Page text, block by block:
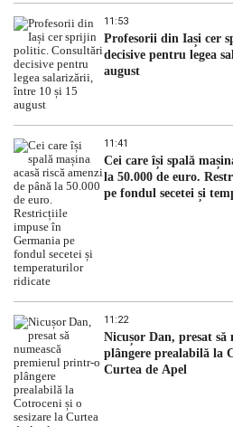
11:53
Profesorii din Iași cer
decisive pentru legea
august
11:41
Cei care își spală
la 50.000 de euro.
pe fondul secetei și
11:22
Nicușor Dan, presat
plângere prealabilă la
Curtea de Apel